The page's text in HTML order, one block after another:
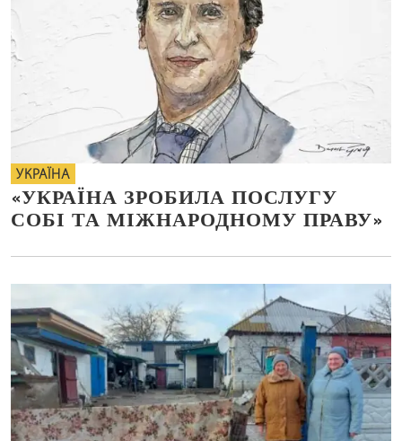
УКРАЇНА
«УКРАЇНА ЗРОБИЛА ПОСЛУГУ
СОБІ ТА МІЖНАРОДНОМУ ПРАВУ»